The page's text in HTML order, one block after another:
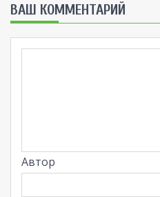
ВАШ КОММЕНТАРИЙ
Автор